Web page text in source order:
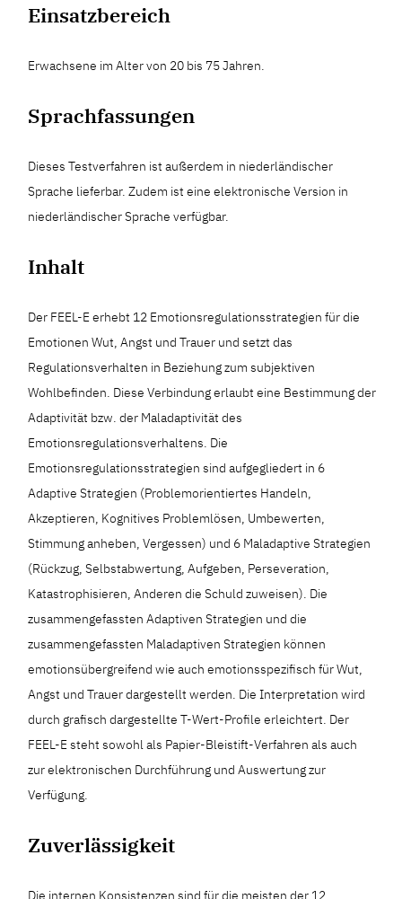
Einsatzbereich
Erwachsene im Alter von 20 bis 75 Jahren.
Sprachfassungen
Dieses Testverfahren ist außerdem in niederländischer
Sprache lieferbar. Zudem ist eine elektronische Version in
niederländischer Sprache verfügbar.
Inhalt
Der FEEL-E erhebt 12 Emotionsregulationsstrategien für die
Emotionen Wut, Angst und Trauer und setzt das
Regulationsverhalten in Beziehung zum subjektiven
Wohlbefinden. Diese Verbindung erlaubt eine Bestimmung der
Adaptivität bzw. der Maladaptivität des
Emotionsregulationsverhaltens. Die
Emotionsregulationsstrategien sind aufgegliedert in 6
Adaptive Strategien (Problemorientiertes Handeln,
Akzeptieren, Kognitives Problemlösen, Umbewerten,
Stimmung anheben, Vergessen) und 6 Maladaptive Strategien
(Rückzug, Selbstabwertung, Aufgeben, Perseveration,
Katastrophisieren, Anderen die Schuld zuweisen). Die
zusammengefassten Adaptiven Strategien und die
zusammengefassten Maladaptiven Strategien können
emotionsübergreifend wie auch emotionsspezifisch für Wut,
Angst und Trauer dargestellt werden. Die Interpretation wird
durch grafisch dargestellte T-Wert-Profile erleichtert. Der
FEEL-E steht sowohl als Papier-Bleistift-Verfahren als auch
zur elektronischen Durchführung und Auswertung zur
Verfügung.
Zuverlässigkeit
Die internen Konsistenzen sind für die meisten der 12